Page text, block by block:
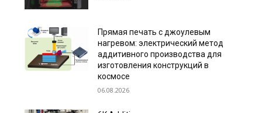
Прямая печать с джоулевым
нагревом: электрический метод
аддитивного производства для
изготовления конструкций в
космосе
06.08.2026